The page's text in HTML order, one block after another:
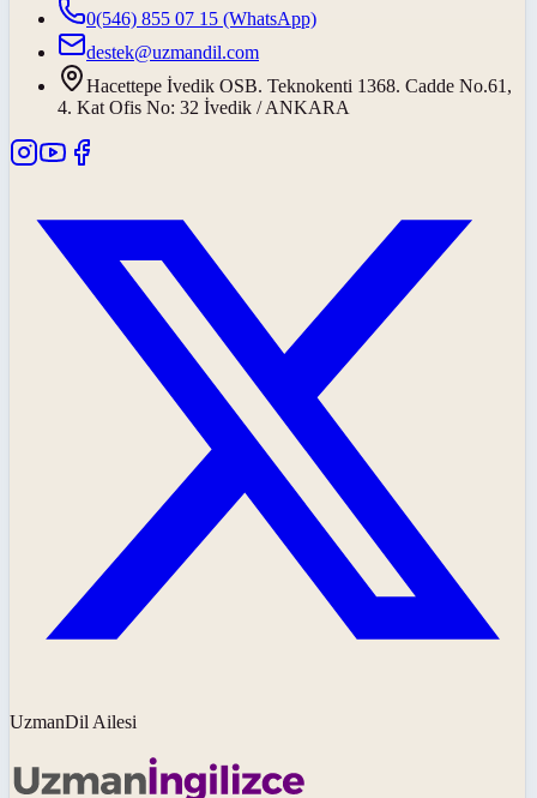
0(546) 855 07 15 (WhatsApp)
destek@uzmandil.com
Hacettepe İvedik OSB. Teknokenti 1368. Cadde No.61,
4. Kat Ofis No: 32 İvedik / ANKARA
UzmanDil Ailesi